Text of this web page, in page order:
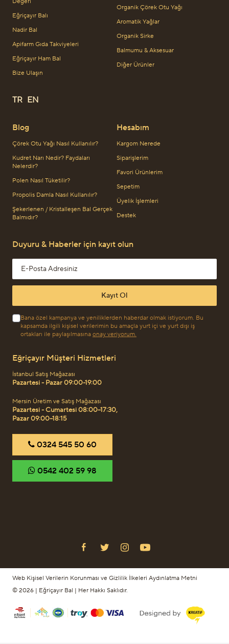
Eğriçayır Balı
Nadir Bal
Apifarm Gıda Takviyeleri
Eğriçayır Ham Bal
Bize Ulaşın
TR EN
Blog
Çörek Otu Yağı Nasıl Kullanılır?
Kudret Narı Nedir? Faydaları
Nelerdir?
Polen Nasıl Tüketilir?
Propolis Damla Nasıl Kullanılır?
Şekerlenen / Kristalleşen Bal Gerçek
Balmıdır?
Organik Çörek Otu Yağı
Aromatik Yağlar
Organik Sirke
Balmumu & Aksesuar
Diğer Ürünler
Hesabım
Kargom Nerede
Siparişlerim
Favori Ürünlerim
Sepetim
Üyelik İşlemleri
Destek
Duyuru & Haberler için kayıt olun
Email address
Kayıt Ol
Bana özel kampanya ve yeniliklerden haberdar olmak istiyorum. Bu
kapsamda ilgili kişisel verilerimin bu amaçla yurt içi ve yurt dışı iş
ortakları ile paylaşılmasına onay veriyorum.
Eğriçayır Müşteri Hizmetleri
İstanbul Satış Mağazası
Pazartesi - Pazar 09:00-19:00
Mersin Üretim ve Satış Mağazası
Pazartesi - Cumartesi 08:00–17:30,
Pazar 09:00–18:15
‎0324 545 50 60
‎0542 402 59 98
Web Kişisel Verilerin Korunması ve Gizlilik İlkeleri Aydınlatma Metni
© 2026 | Eğriçayır Bal | Her Hakkı Saklıdır.